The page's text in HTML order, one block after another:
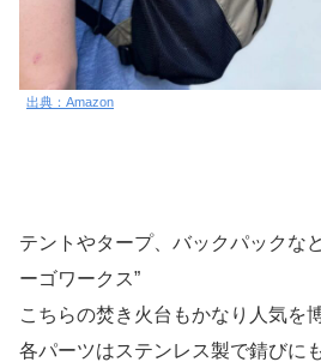
出典：Amazon
テントやタープ、バックパックな
ーゴワークス”
こちらの焚き火台もかなり人気を
各パーツはステンレス製で錆びに